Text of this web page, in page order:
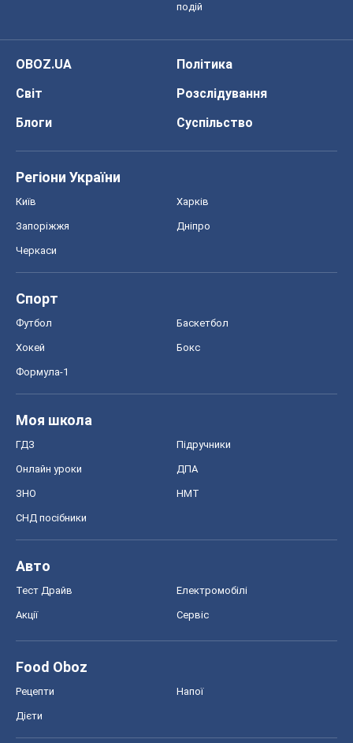
подій
OBOZ.UA
Політика
Світ
Розслідування
Блоги
Суспільство
Регіони України
Київ Харків
Запоріжжя Дніпро
Черкаси
Спорт
Футбол Баскетбол
Хокей Бокс
Формула-1
Моя школа
ГДЗ Підручники
Онлайн уроки ДПА
ЗНО НМТ
СНД посібники
Авто
Тест Драйв Електромобілі
Акції Сервіс
Food Oboz
Рецепти Напої
Дієти